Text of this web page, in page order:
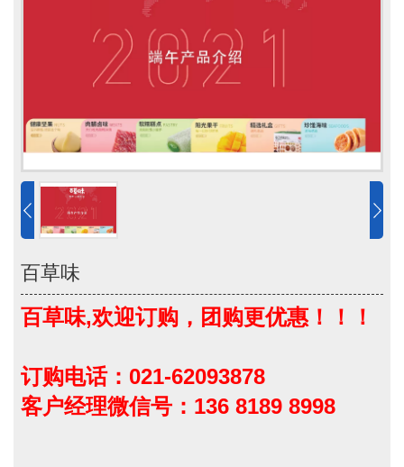
百草味
百草味,欢迎订购，团购更优惠！！！
订购电话：021-62093878
客户经理微信号：136 8189 8998